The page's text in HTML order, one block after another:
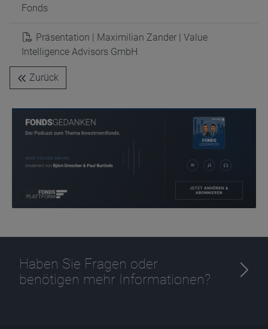
Fonds
Präsentation | Maximilian Zander | Value
Intelligence Advisors GmbH
Zurück
Haben Sie Fragen oder
benötigen mehr Informationen?